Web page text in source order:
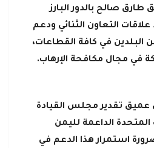
طارق صالح بالدور البارز
التعاون الثنائي ودعم
البلدين في كافة القطاعات،
في مجال مكافحة الإرهاب.
عميق تقدير مجلس القيادة
المتحدة الداعمة لليمن
استمرار هذا الدعم في